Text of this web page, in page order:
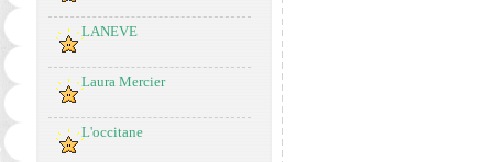
LANEVE
Laura Mercier
L'occitane